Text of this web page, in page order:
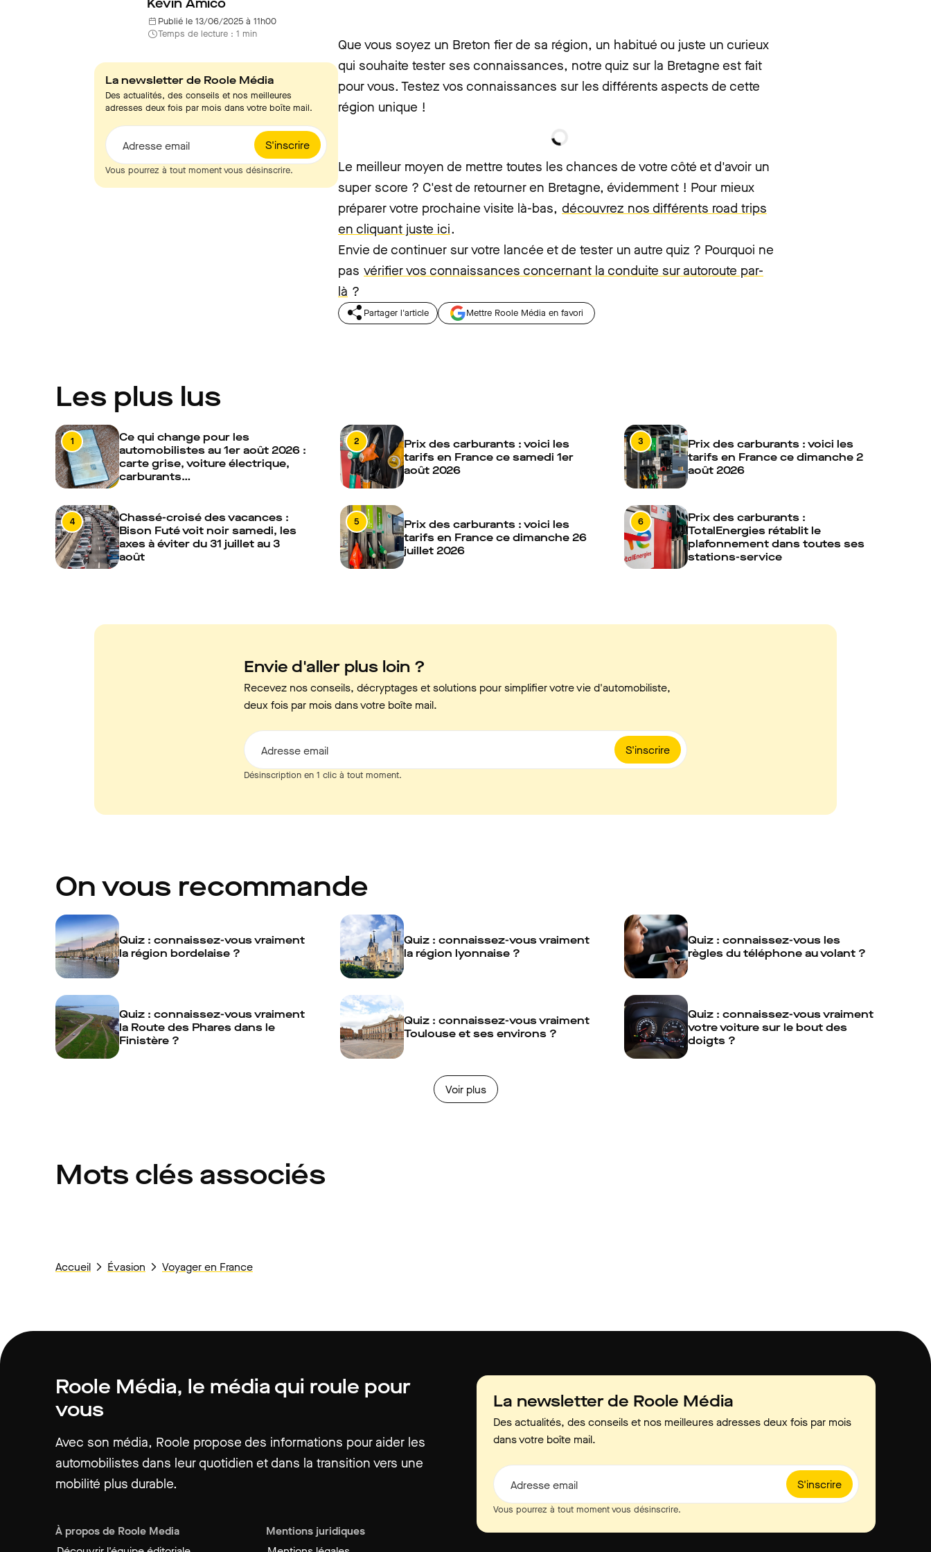
Kevin Amico
Publié le 13/06/2025 à 11h00
Temps de lecture : 1 min
La newsletter de Roole Média
Des actualités, des conseils et nos meilleures
adresses deux fois par mois dans votre boîte mail.
S'inscrire
Adresse email
Vous pourrez à tout moment vous désinscrire.
Que vous soyez un Breton fier de sa région, un habitué ou juste un curieux
qui souhaite tester ses connaissances, notre quiz sur la Bretagne est fait
pour vous. Testez vos connaissances sur les différents aspects de cette
région unique !
Le meilleur moyen de mettre toutes les chances de votre côté et d'avoir un
super score ? C'est de retourner en Bretagne, évidemment ! Pour mieux
préparer votre prochaine visite là-bas, découvrez nos différents road trips
en cliquant juste ici.
Envie de continuer sur votre lancée et de tester un autre quiz ? Pourquoi ne
pas vérifier vos connaissances concernant la conduite sur autoroute par-
là ?
Partager l'article Mettre Roole Média en favori
Les plus lus
1
Ce qui change pour les
automobilistes au 1er août 2026 :
carte grise, voiture électrique,
carburants…
2
Prix des carburants : voici les
tarifs en France ce samedi 1er
août 2026
3
Prix des carburants : voici les
tarifs en France ce dimanche 2
août 2026
4
Chassé-croisé des vacances :
Bison Futé voit noir samedi, les
axes à éviter du 31 juillet au 3
août
5
Prix des carburants : voici les
tarifs en France ce dimanche 26
juillet 2026
6
Prix des carburants :
TotalEnergies rétablit le
plafonnement dans toutes ses
stations-service
Envie d'aller plus loin ?
Recevez nos conseils, décryptages et solutions pour simplifier votre vie d'automobiliste,
deux fois par mois dans votre boîte mail.
S'inscrire
Adresse email
Désinscription en 1 clic à tout moment.
On vous recommande
Quiz : connaissez-vous vraiment
la région bordelaise ?
Quiz : connaissez-vous vraiment
la région lyonnaise ?
Quiz : connaissez-vous les
règles du téléphone au volant ?
Quiz : connaissez-vous vraiment
la Route des Phares dans le
Finistère ?
Quiz : connaissez-vous vraiment
Toulouse et ses environs ?
Quiz : connaissez-vous vraiment
votre voiture sur le bout des
doigts ?
Voir plus
Mots clés associés
Accueil Évasion Voyager en France
Roole Média, le média qui roule pour
vous
Avec son média, Roole propose des informations pour aider les
automobilistes dans leur quotidien et dans la transition vers une
mobilité plus durable.
À propos de Roole Media
Mentions juridiques
La newsletter de Roole Média
Des actualités, des conseils et nos meilleures adresses deux fois par mois
dans votre boîte mail.
S'inscrire
Adresse email
Vous pourrez à tout moment vous désinscrire.